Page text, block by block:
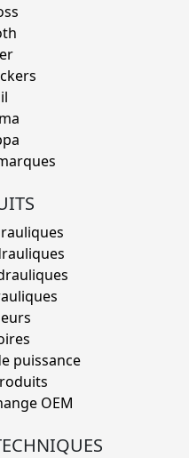
puissance
OEM